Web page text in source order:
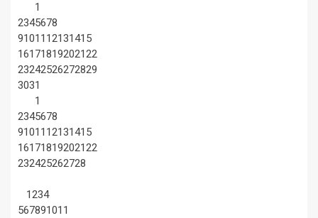
1
2345678
91011 12131415
16171819202122
23242526272829
3031
1
2345678
91011 12131415
16171819202122
232425262728
1234
567891011